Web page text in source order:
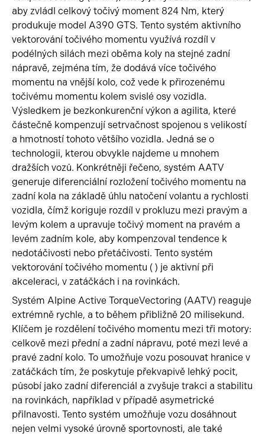
aby zvládl celkový točivý moment 824 Nm, který
produkuje model A390 GTS. Tento systém aktivního
vektorování točivého momentu využívá rozdíl v
podélných silách mezi oběma koly na stejné zadní
nápravě, zejména tím, že dodává více točivého
momentu na vnější kolo, což vede k přirozenému
točivému momentu kolem svislé osy vozidla.
Výsledkem je bezkonkurenční výkon a agilita, které
částečně kompenzují setrvačnost spojenou s velikostí
a hmotností tohoto většího vozidla. Jedná se o
technologii, kterou obvykle najdeme u mnohem
dražších vozů. Konkrétněji řečeno, systém AATV
generuje diferenciální rozložení točivého momentu na
zadní kola na základě úhlu natočení volantu a rychlosti
vozidla, čímž koriguje rozdíl v prokluzu mezi pravým a
levým kolem a upravuje točivý moment na pravém a
levém zadním kole, aby kompenzoval tendence k
nedotáčivosti nebo přetáčivosti. Tento systém
vektorování točivého momentu ( ) je aktivní při
akceleraci, v zatáčkách i na rovinkách.
Systém Alpine Active TorqueVectoring (AATV) reaguje
extrémně rychle, a to během přibližně 20 milisekund.
Klíčem je rozdělení točivého momentu mezi tři motory:
celkově mezi přední a zadní nápravu, poté mezi levé a
pravé zadní kolo. To umožňuje vozu posouvat hranice v
zatáčkách tím, že poskytuje překvapivě lehký pocit,
působí jako zadní diferenciál a zvyšuje trakci a stabilitu
na rovinkách, například v případě asymetrické
přilnavosti. Tento systém umožňuje vozu dosáhnout
nejen velmi vysoké úrovně sportovnosti, ale také